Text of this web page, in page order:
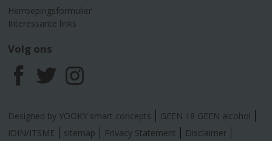
Herroepingsformulier
Interessante links
Volg ons
F
a
T
w
I
n
Designed by YOOKY smart concepts
GEEN 18 GEEN alcohol
IDIN/ITSME
sitemap Privacy Statement Disclaimer